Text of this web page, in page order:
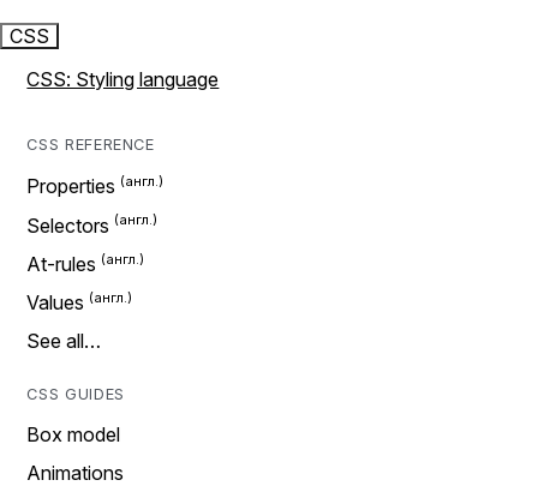
CSS
CSS: Styling language
CSS REFERENCE
Properties
Selectors
At-rules
Values
See all…
CSS GUIDES
Box model
Animations